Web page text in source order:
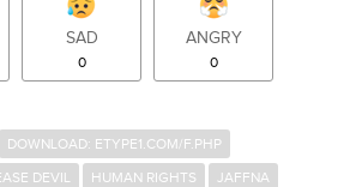
SAD
0
ANGRY
0
DOWNLOAD: ETYPE1.COM/F.PHP
DEVIL HUMAN RIGHTS
JAFFNA